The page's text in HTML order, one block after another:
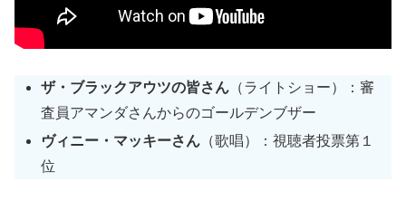
ザ・ブラックアウツの皆さん （ライトショー）：審
査員アマンダさんからのゴールデンブザー
ヴィニー・マッキーさん （歌唱）：視聴者投票第１
位